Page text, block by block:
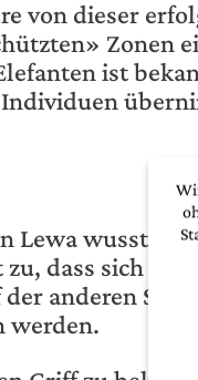
von dieser
Zonen
ist
Lewa wussten
zu, dass sich
anderen
werden.